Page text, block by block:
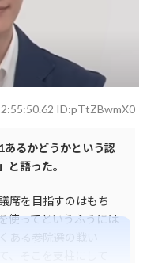
ID:pTtZBwmX0
るかどうかという認
と語った。
席を目指すのはもち
使ってというふうには
ある参院選の戦い
、そこを支柱にして